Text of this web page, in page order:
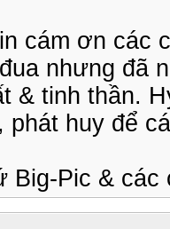
cám ơn các
nhưng đã
& tinh thần.
phát huy để
Big-Pic & các